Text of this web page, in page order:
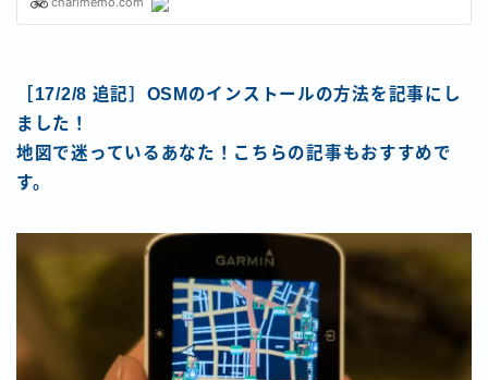
［17/2/8 追記］OSMのインストールの方法を記事にし
ました！
地図で迷っているあなた！こちらの記事もおすすめで
す。